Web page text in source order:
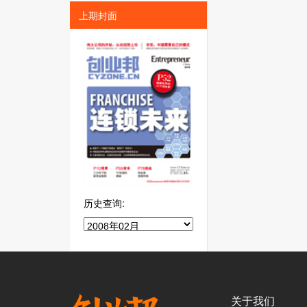
上期封面
历史查询:
关于我们